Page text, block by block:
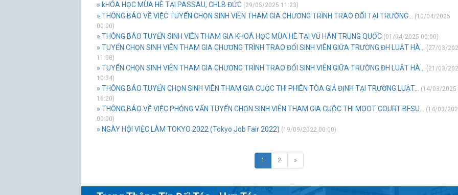
» kHÓA HỌC MÙA HÈ TẠI PASSAU, CHLB ĐỨC (29/05/2025 11:23)
» THÔNG BÁO VỀ VIỆC TUYỂN CHỌN SINH VIÊN THAM GIA CHƯƠNG TRÌNH TRAO ĐỔI TẠI TRƯỜNG...
(10/04/2025
00:00)
» THÔNG BÁO TUYỂN SINH VIÊN THAM GIA KHOÁ HỌC MÙA HÈ TẠI VŨ HÁN TRUNG QUỐC (01/04/2025 00:00)
» TUYỂN CHỌN SINH VIÊN THAM GIA CHƯƠNG TRÌNH TRAO ĐỔI SINH VIÊN GIỮA TRƯỜNG ĐH LUẬT HÀ...
(27/03/
11:08)
» TUYỂN CHỌN SINH VIÊN THAM GIA CHƯƠNG TRÌNH TRAO ĐỔI SINH VIÊN GIỮA TRƯỜNG ĐH LUẬT HÀ...
(21/03/
10:34)
» THÔNG BÁO TUYỂN CHỌN SINH VIÊN THAM GIA CUỘC THI PHIÊN TÒA GIẢ ĐỊNH TẠI TRƯỜNG LUẬT...
(14/03/2025
16:20)
» THÔNG BÁO VỀ VIỆC PHỎNG VẤN TUYỂN CHỌN SINH VIÊN THAM GIA CUỘC THI MOOT COURT BFSU...
(14/03/
00:00)
» NGÀY HỘI VIỆC LÀM TOKYO 2022 (Tokyo Job Fair 2022) (19/09/2022 00:00)
1 2 »